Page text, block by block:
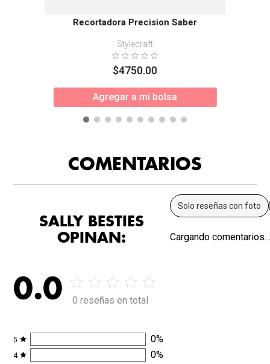
Recortadora Precision Saber
Stylecraft
$4750.00
Agregar a mi bolsa
COMENTARIOS
SALLY BESTIES
OPINAN:
0.0 0 reseñas en total
5 0%
4 0%
Solo reseñas con foto
Cargando